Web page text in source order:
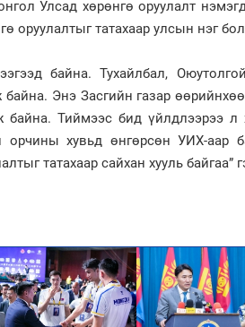
Улсад хөрөнгө оруулалт
оруулалтыг татахаар улсын нэг
байна. Тухайлбал,
байна. Энэ Засгийн газар
байна. Тиймээс бид үйлдлээрээ л
орчины хувьд өнгөрсөн УИХ-аар
татахаар сайхан хууль байгаа”